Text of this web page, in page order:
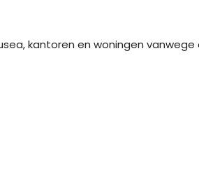
kantoren en woningen